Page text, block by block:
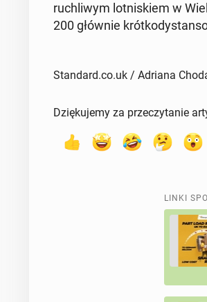
ru­chli­wym lot­ni­skiem w
200 głównie
Standard.co.uk / Adriana
Dziękujemy za przeczytanie
LINKI